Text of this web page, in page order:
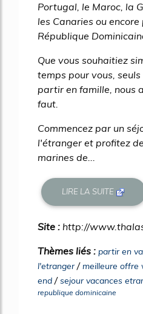
Portugal, le Maroc, la
les Canaries ou
République
Que vous souhaitiez
temps pour vous,
partir en famille, nous
faut.
Commencez par un
l'étranger et profitez
marines de...
LIRE LA SUITE
Site : http://
Thèmes liés : partir en
l'etranger/meilleure offre
end /sejour vacances
republique dominicaine